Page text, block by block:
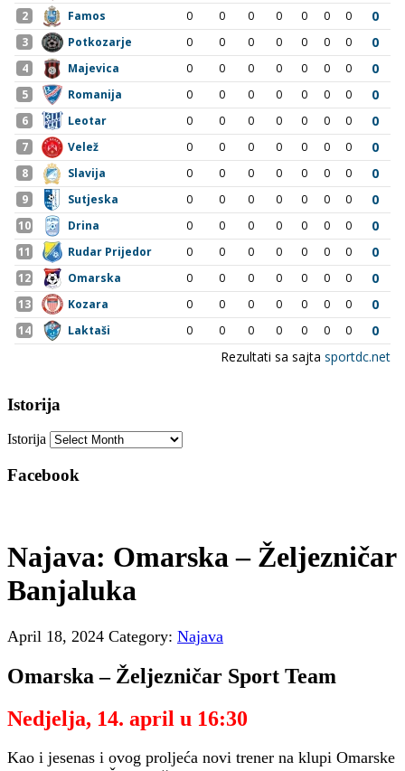
Istorija
Istorija
Facebook
Najava: Omarska – Željezničar
Banjaluka
April 18, 2024 Category: Najava
Omarska – Željezničar Sport Team
Nedjelja, 14. april u 16:30
Kao i jesenas i ovog proljeća novi trener na klupi Omarske